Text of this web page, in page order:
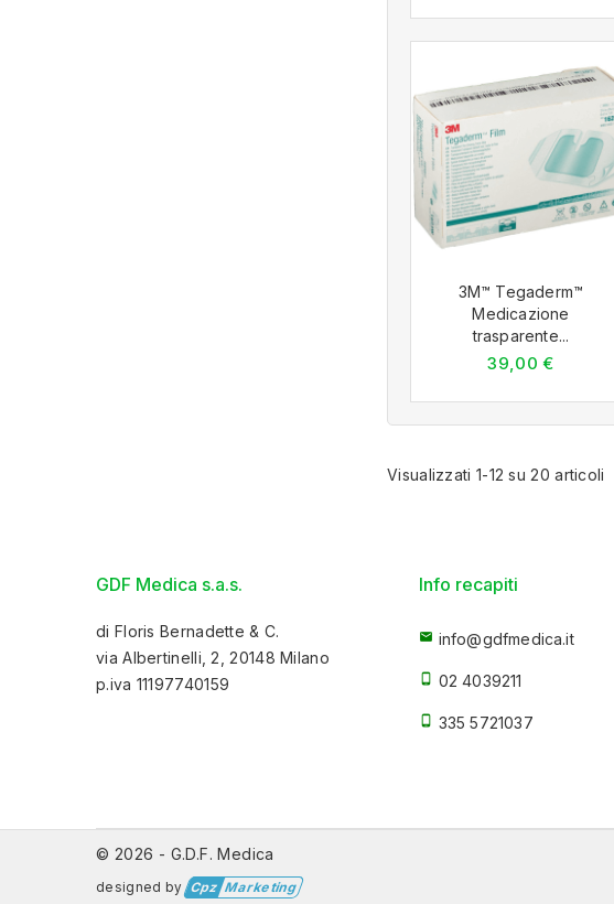
3M™ Tegaderm™
Medicazione
trasparente...
39,00 €
Visualizzati 1-12 su 20 articoli
GDF Medica s.a.s.
di Floris Bernadette & C.
via Albertinelli, 2, 20148 Milano
p.iva 11197740159
Info recapiti
 info@gdfmedica.it
 02 4039211
 335 5721037
© 2026 - G.D.F. Medica
designed byCpzMarketing